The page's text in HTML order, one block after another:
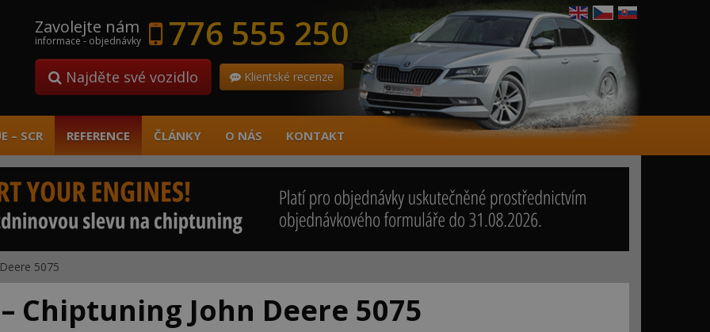
Zavolejte nám
informace - objednávky 776 555 250
Najděte své vozidlo Klientské recenze
– SCR REFERENCE ČLÁNKY O NÁS KONTAKT
5075
Chiptuning John Deere 5075